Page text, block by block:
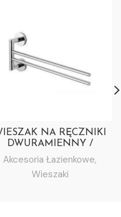
NA RĘCZNIKI
DWURAMIENNY /
RUCHOMY
Akcesoria Łazienkowe,
Wieszaki